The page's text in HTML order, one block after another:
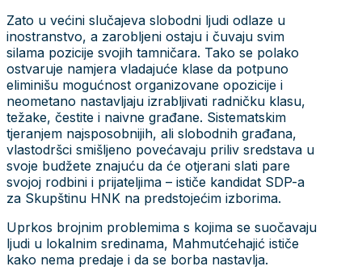
Zato u većini slučajeva slobodni ljudi odlaze u
inostranstvo, a zarobljeni ostaju i čuvaju svim
silama pozicije svojih tamničara. Tako se polako
ostvaruje namjera vladajuće klase da potpuno
eliminišu mogućnost organizovane opozicije i
neometano nastavljaju izrabljivati radničku klasu,
težake, čestite i naivne građane. Sistematskim
tjeranjem najsposobnijih, ali slobodnih građana,
vlastodršci smišljeno povećavaju priliv sredstava u
svoje budžete znajuću da će otjerani slati pare
svojoj rodbini i prijateljima – ističe kandidat SDP-a
za Skupštinu HNK na predstojećim izborima.
Uprkos brojnim problemima s kojima se suočavaju
ljudi u lokalnim sredinama, Mahmutćehajić ističe
kako nema predaje i da se borba nastavlja.